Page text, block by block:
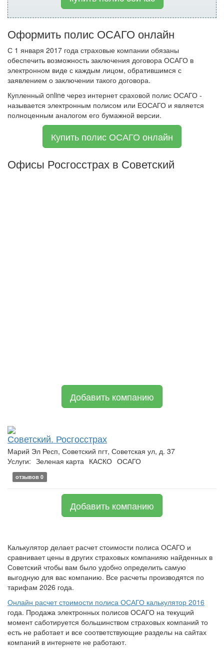
Оформить полис ОСАГО онлайн
С 1 января 2017 года страховые компании обязаны
обеспечить возможность заключения договора ОСАГО в
электронном виде с каждым лицом, обратившимся с
заявлением о заключении такого договора.
Купленный online через интернет сраховой полис ОСАГО -
называется электронным полисом или ЕОСАГО и является
полноценным аналогом его бумажной версии.
Купить полис ОСАГО онлайн
Офисы Росгосстрах в Советский
Добавить компанию
Советский. Росгосстрах
Марий Эл Респ, Советский пгт, Советская ул, д. 37
Услуги: Зеленая карта КАСКО ОСАГО
отзывов 0
Добавить компанию
Калькулятор делает расчет стоимости полиса ОСАГО и
сравнивает цены в других страховых компанияю найденных в
Советский чтобы вам было удобно определить самую
выгодную для вас компанию. Все расчеты производятся по
тарифам 2026 года.
Онлайн расчет стоимости полиса ОСАГО калькулятор 2016
года. Продажа электронных полисов ОСАГО на текущий
момент саботируется большинством страховых компаний то
есть не работает и все соответствующие разделы на сайтах
компаний в интернете не работают.